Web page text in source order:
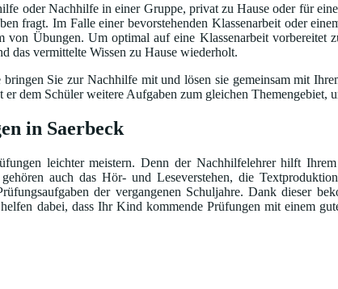
oder Nachhilfe in einer Gruppe, privat zu Hause oder für
fragt. Im Falle einer bevorstehenden Klassenarbeit oder
Übungen. Um optimal auf eine Klassenarbeit
das vermittelte Wissen zu Hause wiederholt.
Sie zur Nachhilfe mit und lösen sie gemeinsam mit
dem Schüler weitere Aufgaben zum gleichen Themengebiet,
in Saerbeck
leichter meistern. Denn der Nachhilfelehrer hilft
auch das Hör- und Leseverstehen, die
der vergangenen Schuljahre. Dank dieser
dabei, dass Ihr Kind kommende Prüfungen mit einem